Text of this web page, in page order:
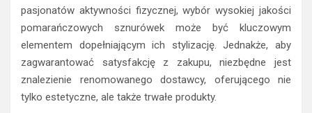
pasjonatów aktywności fizycznej, wybór wysokiej jakości
pomarańczowych sznurówek może być kluczowym
elementem dopełniającym ich stylizację. Jednakże, aby
zagwarantować satysfakcję z zakupu, niezbędne jest
znalezienie renomowanego dostawcy, oferującego nie
tylko estetyczne, ale także trwałe produkty.